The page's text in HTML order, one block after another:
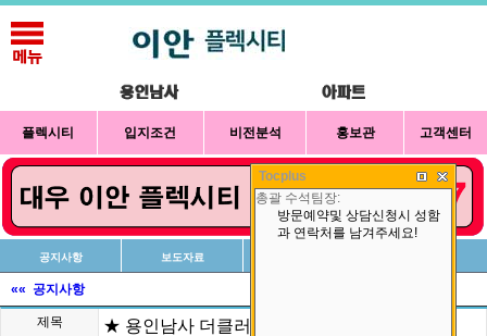
플렉시티 입지조건 비전분석 홍보관 고객센터
공지사항 보도자료
«« 공지사항
제목 ★ 용인남사 더클러스터 신청시 구비서류 안내
Tocplus